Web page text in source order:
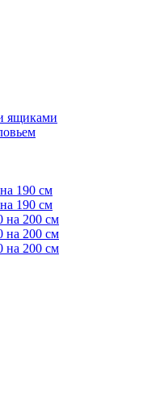
ящиками
190 см
190 см
на 200 см
на 200 см
на 200 см